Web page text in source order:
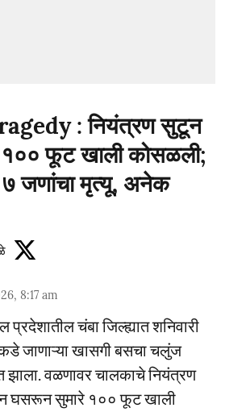
: नियंत्रण सुटून
फूट खाली कोसळली;
७ जणांचा मृत्यू, अनेक
8:17 am
प्रदेशातील चंबा जिल्ह्यात शनिवारी
जाणाऱ्या खासगी बसचा चलुंज
वळणावर चालकाचे नियंत्रण
घसरून सुमारे १०० फूट खाली